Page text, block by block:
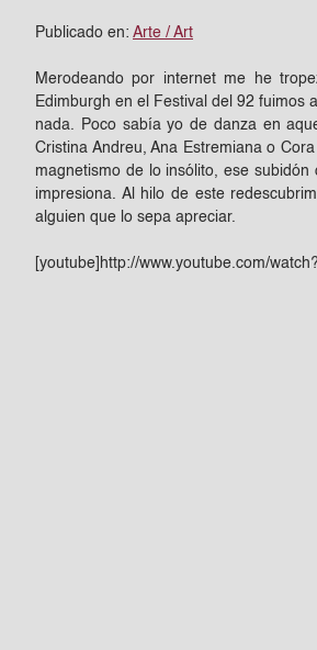
Publicado en: Arte / Art
Merodeando por internet me he
Edimburgh en el Festival del 92 fuimos
nada. Poco sabía yo de danza en
Cristina Andreu, Ana Estremiana o
magnetismo de lo insólito, ese
impresiona. Al hilo de este
alguien que lo sepa apreciar.
[youtube]http://www.youtube.com/